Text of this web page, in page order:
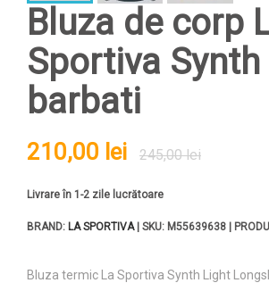
Bluza de corp
Sportiva
barbati
210,00 lei 245,00 lei
Livrare în 1-2 zile lucrătoare
BRAND: LA SPORTIVA| SKU: M55639638 |
Bluza termic La Sportiva Synth Light